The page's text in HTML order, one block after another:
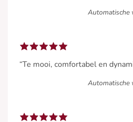
Automatische
“Te mooi, comfortabel en
Automatische